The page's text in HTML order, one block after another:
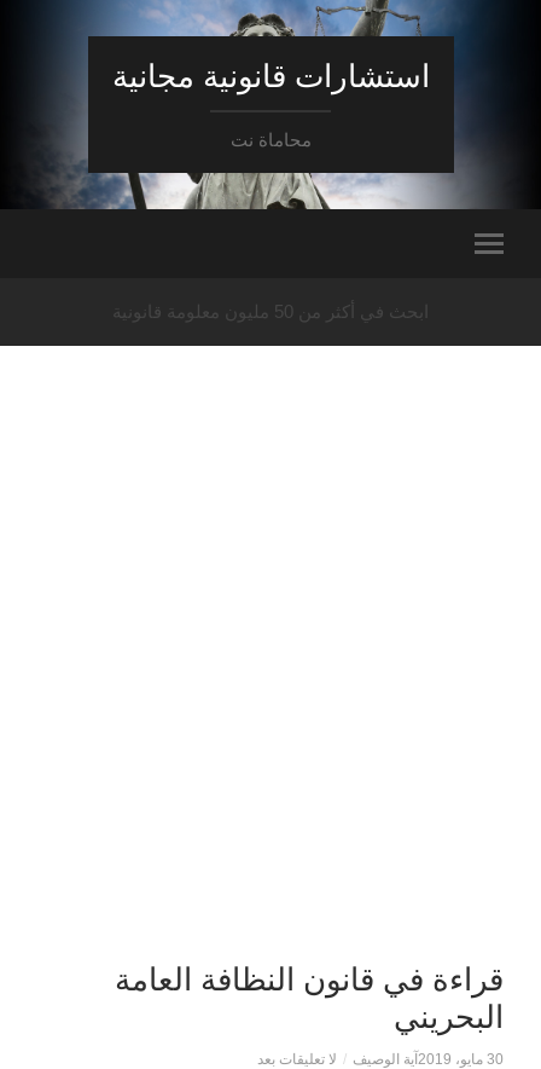
استشارات قانونية مجانية
محاماة نت
ابحث في أكثر من 50 مليون معلومة قانونية
قراءة في قانون النظافة العامة
البحريني
30 مايو، 2019 آية الوصيف / لا تعليقات بعد